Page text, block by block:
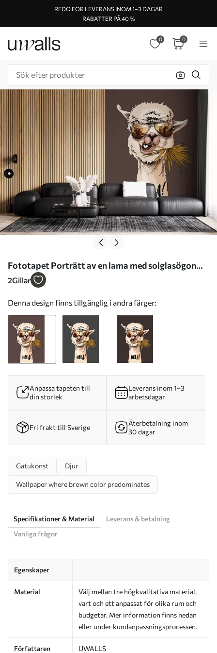
REDO FÖR LEVERANS INOM 1–3 DAGAR
RABATTER PÅ 40 %
0 0
Fototapet Porträtt av en lama med solglasögon
och ett palmblad som solfjäder Nr. u98177
2Gillar
Denna design finns tillgänglig i andra färger:
Anpassa tapeten till
din storlek
Leverans inom 1–3
arbetsdagar
Fri frakt till Sverige
Återbetalning inom
30 dagar
Gatukonst Djur
Wallpaper where brown color predominates
Specifikationer & Material
Leverans & betalning
Vanliga frågor
Egenskaper
Material
Välj mellan tre högkvalitativa material,
vart och ett anpassat för olika rum och
budgetar. Mer information finns nedan
eller under kundanpassningsprocessen.
Författaren UWALLS